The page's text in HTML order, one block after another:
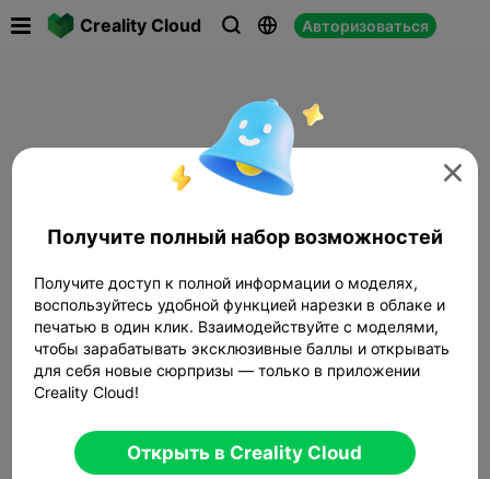
Creality Cloud   Авторизоваться

Получите полный набор возможностей
Получите доступ к полной информации о моделях,
воспользуйтесь удобной функцией нарезки в облаке и
печатью в один клик. Взаимодействуйте с моделями,
чтобы зарабатывать эксклюзивные баллы и открывать
для себя новые сюрпризы — только в приложении
Creality Cloud!
Открыть в Creality Cloud